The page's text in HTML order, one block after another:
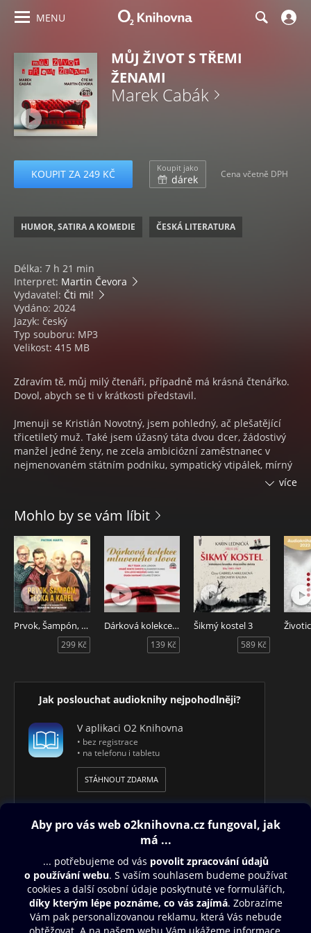
MENU
MŮJ ŽIVOT S TŘEMI
ŽENAMI
Marek Cabák
KOUPIT ZA 249 KČ Koupit jako
dárek Cena včetně DPH
HUMOR, SATIRA A KOMEDIE ČESKÁ LITERATURA
Délka: 7 h 21 min
Interpret: Martin Čevora
Vydavatel: Čti mi!
Vydáno: 2024
Jazyk: český
Typ souboru: MP3
Velikost: 415 MB
Zdravím tě, můj milý čtenáři, případně má krásná čtenářko.
Dovol, abych se ti v krátkosti představil.
Jmenuji se Kristián Novotný, jsem pohledný, ač plešatějící
třicetiletý muž. Také jsem úžasný táta dvou dcer, žádostivý
manžel jedné ženy, ne zcela ambiciózní zaměstnanec v
nejmenovaném státním podniku, sympatický vtipálek, mírný
aviofob a hlavně jsem konzervativní jedinec nesnášející
Poslední rok byl pro však pro mě turbulentní a přinesl
mnoho nečekaných jevů! Nedobrovolně jsem navštívil
Japonsko, Egypt a Francii. Neplánovaně se mi narodila druhá
dcera, u které by mohly panovat jisté pochyby ohledně
otcovství. Proti veškeré logice k nám do práce nastoupila
kolegyně, u níž by si snad i člověk myslel, že ke mně chová
jistou náklonost a díky všem těmto nepředpokládaným
novinkám má duševní rovnováha vzala zcela za své.
Můj svět se začal překotně měnit a já tě teď milý čtenáři, má
vlně mého něžného a vkusného humoru, díky kterému jsem
se velmi statečně popasoval s obtížnými životními situacemi.
více
Mohlo by se vám líbit
Prvok, Šampón, Tečka a Karel
299 Kč
Dárková kolekce mluveného slova
139 Kč
Šikmý kostel 3
589 Kč
Jak poslouchat audioknihy nejpohodlněji?
V aplikaci O2 Knihovna
• bez registrace
• na telefonu i tabletu
STÁHNOUT ZDARMA
Obsah ke stažení
Moje O2 Knihovna
Další zábava